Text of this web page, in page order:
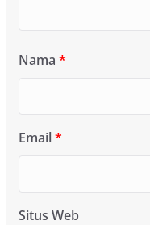
Nama *
Email*
Situs Web